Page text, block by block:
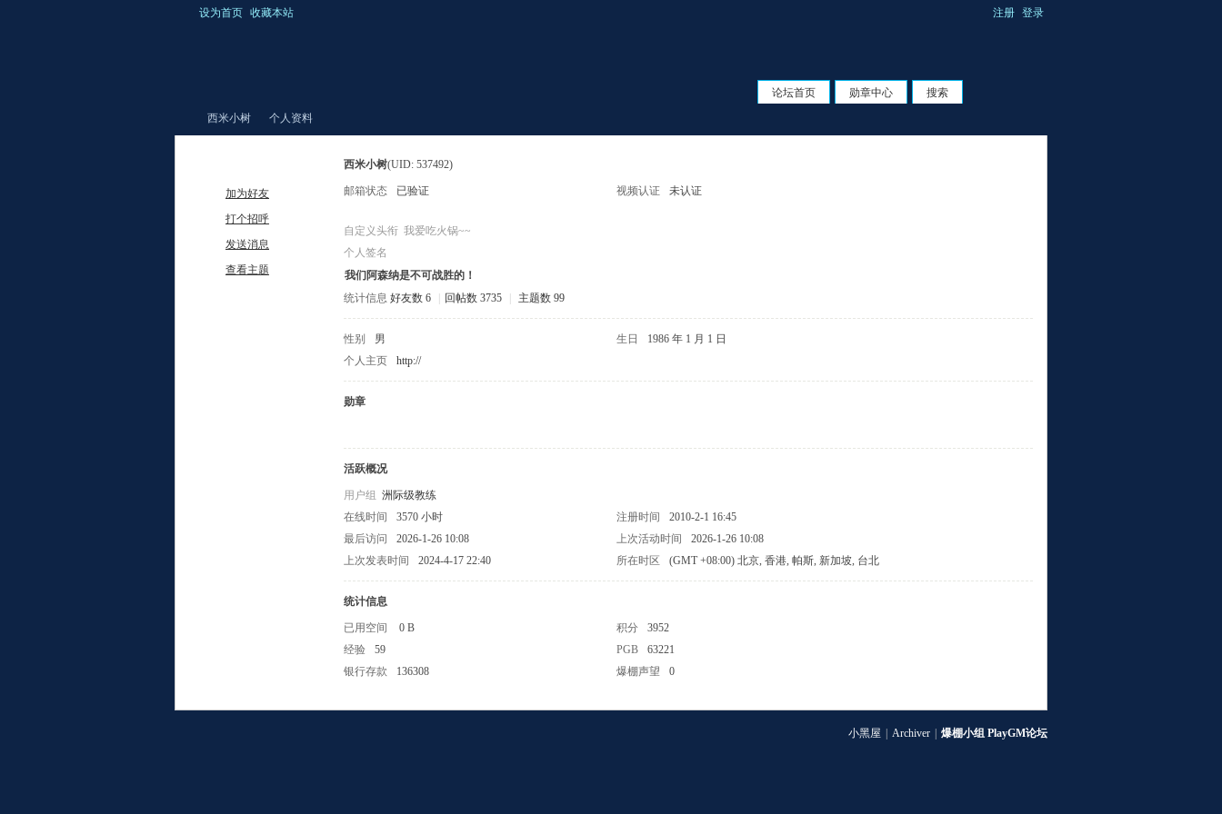
设为首页 收藏本站 注册 登录
论坛首页 勋章中心 搜索
西米小树
›
个人资料
加为好友
打个招呼
发送消息
查看主题
西米小树(UID: 537492)
邮箱状态 已验证 视频认证 未认证
自定义头衔 我爱吃火锅~~
个人签名
我们阿森纳是不可战胜的！
统计信息 好友数 6 回帖数 3735 主题数 99
性别 男 生日
1986 年 1 月 1 日
个人主页
http://
勋章
活跃概况
用户组 洲际级教练
在线时间
3570 小时 注册时间
2010-2-1 16:45
最后访问
2026-1-26 10:08 上次活动时间
2026-1-26 10:08
上次发表时间
2024-4-17 22:40 所在时区 (GMT +08:00) 北京, 香港, 帕斯, 新加坡, 台北
统计信息
已用空间 0 B 积分
3952
经验
59 PGB
63221
银行存款
136308 爆棚声望 0
小黑屋 Archiver 爆棚小组 PlayGM论坛